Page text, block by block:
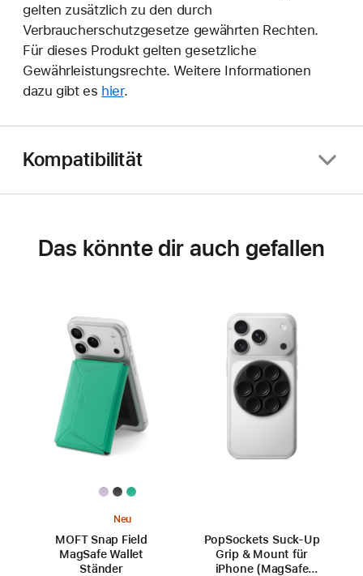
gelten zusätzlich zu den durch
Verbraucherschutzgesetze gewährten Rechten.
Für dieses Produkt gelten gesetzliche
Gewährleistungsrechte. Weitere Informationen
dazu gibt es hier.
Kompatibilität
Das könnte dir auch gefallen
Neu
MOFT Snap Field
MagSafe Wallet
Ständer
PopSockets Suck-Up
Grip & Mount für
iPhone (MagSafe